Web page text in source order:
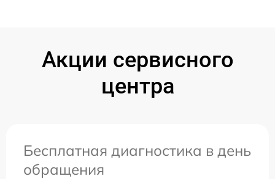
Акции сервисного
центра
Бесплатная диагностика в день
обращения